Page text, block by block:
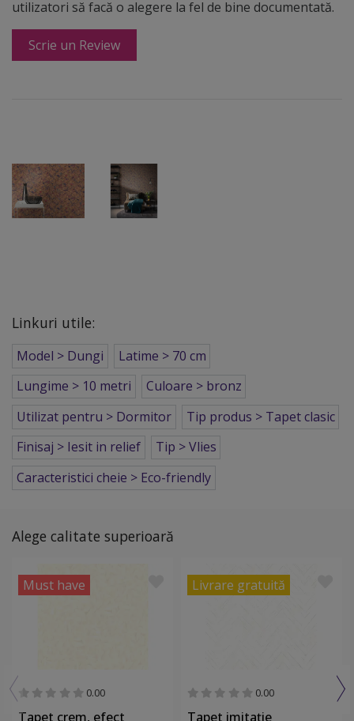
utilizatori să facă o alegere la fel de bine documentată.
Scrie un Review
Linkuri utile:
Model > Dungi
Latime > 70 cm
Lungime > 10 metri
Culoare > bronz
Utilizat pentru > Dormitor
Tip produs > Tapet clasic
Finisaj > Iesit in relief
Tip > Vlies
Caracteristici cheie > Eco-friendly
Alege calitate superioară
Must have
0.00
Tapet crem, efect
Livrare gratuită
0.00
Tapet imitaţie